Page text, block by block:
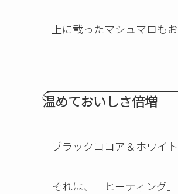
上に載ったマシュマロも
温めておいしさ倍増
ブラックココア＆ホワイ
それは、「ヒーティング